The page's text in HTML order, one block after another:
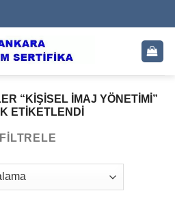
“KIŞISEL IMAJ YÖNETIMI”
ETIKETLENDI
FILTRELE